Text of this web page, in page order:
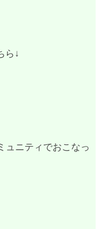
ら↓
ュニティでおこなっ